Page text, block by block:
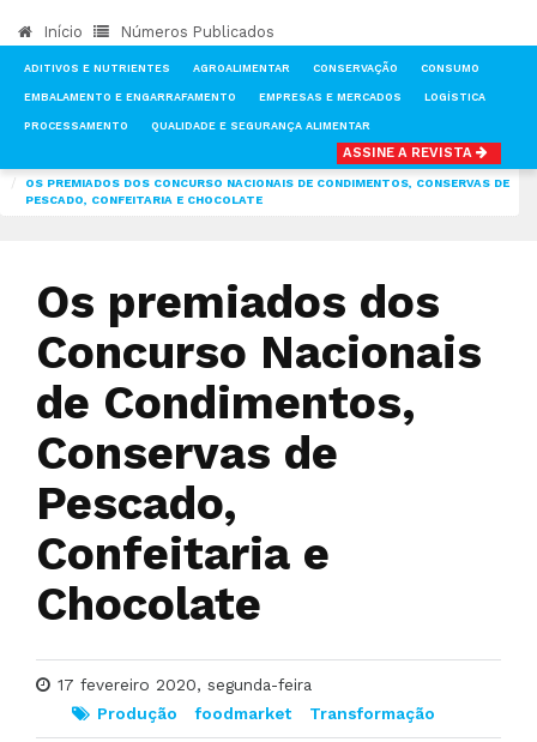
Início Números Publicados
ADITIVOS E NUTRIENTES AGROALIMENTAR CONSERVAÇÃO CONSUMO
EMBALAMENTO E ENGARRAFAMENTO EMPRESAS E MERCADOS LOGÍSTICA
PROCESSAMENTO QUALIDADE E SEGURANÇA ALIMENTAR
ASSINE A REVISTA
OS PREMIADOS DOS CONCURSO NACIONAIS DE CONDIMENTOS, CONSERVAS DE
PESCADO, CONFEITARIA E CHOCOLATE
Os premiados dos
Concurso Nacionais
de Condimentos,
Conservas de
Pescado,
Confeitaria e
Chocolate
17 fevereiro 2020, segunda-feira
Produção
foodmarket Transformação